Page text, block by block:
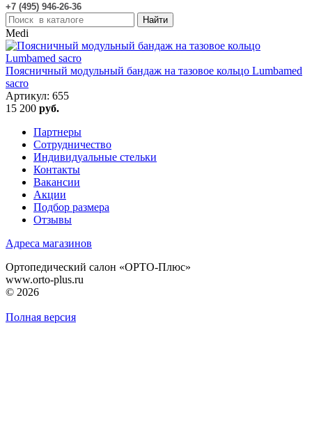
+7 (495) 946-26-36
Medi
Поясничный модульный бандаж на тазовое кольцо Lumbamed
sacro
Артикул: 655
15 200 руб.
Партнеры
Сотрудничество
Индивидуальные стельки
Контакты
Вакансии
Акции
Подбор размера
Отзывы
Адреса магазинов
Ортопедический салон «ОРТО-Плюс»
www.orto-plus.ru
© 2026
Полная версия